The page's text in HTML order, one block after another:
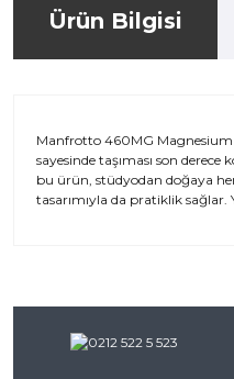
Ürün Bilgisi
Manfrotto 460MG Magnesium
sayesinde taşıması son
bu ürün, stüdyodan doğaya
tasarımıyla da pratiklik
Görüş ve önerileriniz için